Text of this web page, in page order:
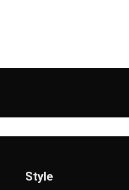
Style